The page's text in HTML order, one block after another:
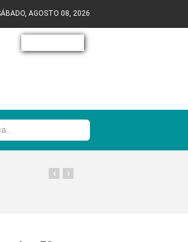
AGOSTO 08, 2026
›
‹